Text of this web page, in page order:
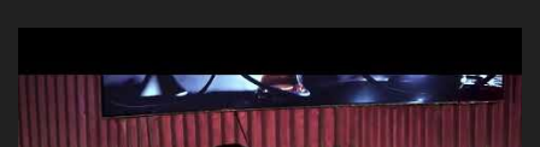
ni tampoco las mujeres porque es platica de grandes por eso hay
que estar alegres doy las instrucciones para atender los deberes
Música Si es que salta algún problema de confianza tengo gente